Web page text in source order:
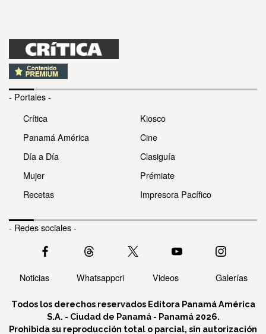
- Portales -
Crítica
Panamá América
Día a Día
Mujer
Recetas
Kiosco
Cine
Clasiguía
Prémiate
Impresora Pacífico
- Redes sociales -
Noticias Whatsappcri Videos Galerías
Todos los derechos reservados Editora Panamá América
S.A. - Ciudad de Panamá - Panamá 2026.
Prohibida su reproducción total o parcial, sin autorización